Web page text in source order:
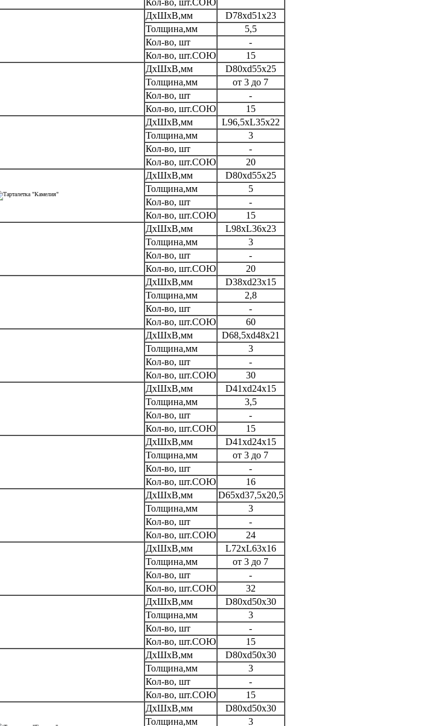
ДхШхВ,мм
D78xd51x23
Толщина,мм
5,5
Кол-во, шт
-
Кол-во, шт.СОЮ
15
ДхШхВ,мм
D80xd55x25
Толщина,мм
от 3 до 7
Кол-во, шт
-
Кол-во, шт.СОЮ
15
ДхШхВ,мм
L96,5хL35х22
Толщина,мм
3
Кол-во, шт
-
Кол-во, шт.СОЮ
20
ДхШхВ,мм
D80xd55x25
Толщина,мм
5
Кол-во, шт
-
Кол-во, шт.СОЮ
15
ДхШхВ,мм
L98хL36х23
Толщина,мм
3
Кол-во, шт
-
Кол-во, шт.СОЮ
20
ДхШхВ,мм
D38xd23x15
Толщина,мм
2,8
Кол-во, шт
-
Кол-во, шт.СОЮ
60
ДхШхВ,мм
D68,5xd48x21
Толщина,мм
3
Кол-во, шт
-
Кол-во, шт.СОЮ
30
ДхШхВ,мм
D41xd24x15
Толщина,мм
3,5
Кол-во, шт
-
Кол-во, шт.СОЮ
15
ДхШхВ,мм
D41xd24x15
Толщина,мм
от 3 до 7
Кол-во, шт
-
Кол-во, шт.СОЮ
16
ДхШхВ,мм
D65xd37,5x20,5
Толщина,мм
3
Кол-во, шт
-
Кол-во, шт.СОЮ
24
ДхШхВ,мм
L72хL63х16
Толщина,мм
от 3 до 7
Кол-во, шт
-
Кол-во, шт.СОЮ
32
ДхШхВ,мм
D80xd50x30
Толщина,мм
3
Кол-во, шт
-
Кол-во, шт.СОЮ
15
ДхШхВ,мм
D80xd50x30
Толщина,мм
3
Кол-во, шт
-
Кол-во, шт.СОЮ
15
ДхШхВ,мм
D80xd50x30
Толщина,мм
3